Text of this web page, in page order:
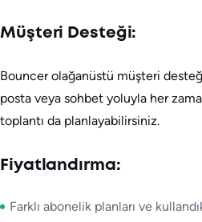
Müşteri Desteği:
Bouncer olağanüstü müşteri
posta veya sohbet yoluyla her
toplantı da planlayabilirsiniz.
Fiyatlandırma:
Farklı abonelik planları ve